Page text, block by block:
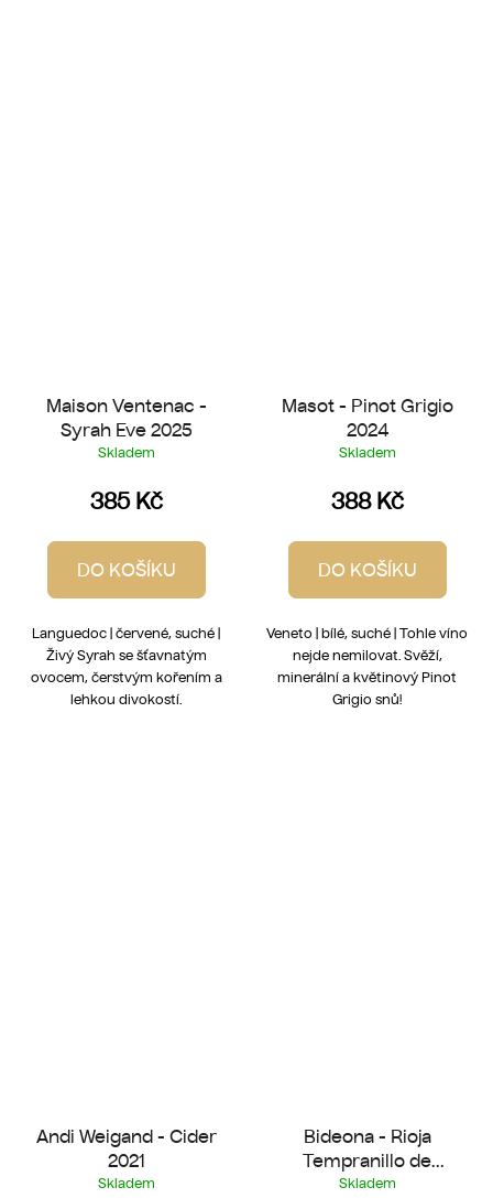
Maison Ventenac -
Syrah Eve 2025
Skladem
385 Kč
DO KOŠÍKU
Languedoc | červené, suché |
Živý Syrah se šťavnatým
ovocem, čerstvým kořením a
lehkou divokostí.
Masot - Pinot Grigio
2024
Skladem
388 Kč
DO KOŠÍKU
Veneto | bílé, suché | Tohle víno
nejde nemilovat. Svěží,
minerální a květinový Pinot
Grigio snů!
Andi Weigand - Cider
2021
Skladem
Bideona - Rioja
Tempranillo de
Laderas 2022
Skladem